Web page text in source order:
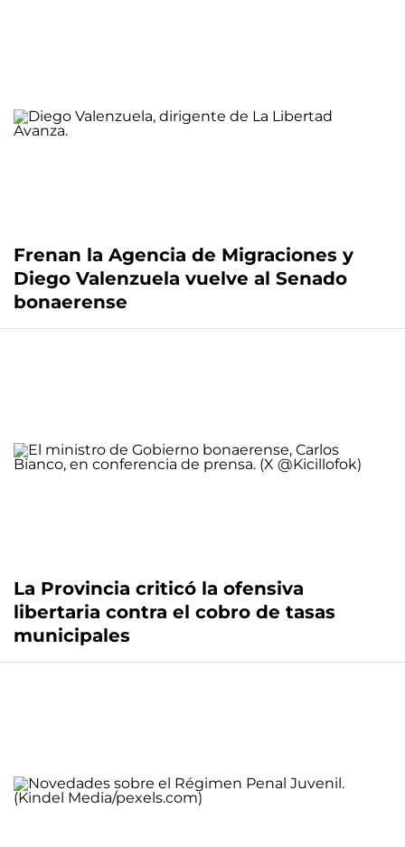
Frenan la Agencia de Migraciones y
Diego Valenzuela vuelve al Senado
bonaerense
La Provincia criticó la ofensiva
libertaria contra el cobro de tasas
municipales